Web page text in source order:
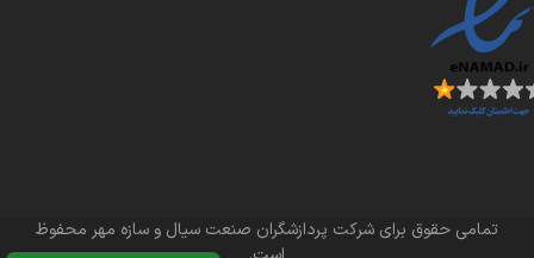
تمامی حقوق برای شرکت پردازشگران صنعت سیال و سازه مهر محفوظ